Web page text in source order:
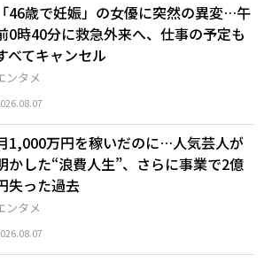
ンタメ
「46歳で妊娠」の女優に突然の異変…午
0時40分に救急外来へ、仕事の予定も
べてキャンセル
ンタメ
1,000万円を稼いだのに…人気芸人が
かした“浪費人生”、さらに事業で2億
失った過去